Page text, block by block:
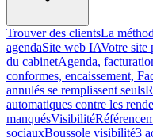
Trouver des clientsLa
agendaSite web IAVotre site
du cabinetAgenda,
conformes, encaissement,
annulés se remplissent seuls
automatiques contre les
manquésVisibilité
sociauxBoussole visibilité3